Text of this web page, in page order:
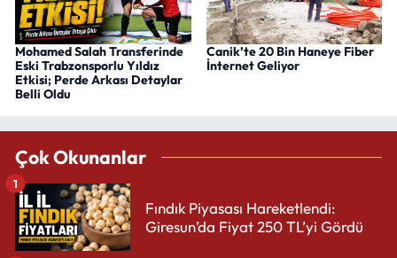
Mohamed Salah Transferinde
Eski Trabzonsporlu Yıldız
Etkisi; Perde Arkası Detaylar
Belli Oldu
Canik’te 20 Bin Haneye Fiber
İnternet Geliyor
Çok Okunanlar
Fındık Piyasası Hareketlendi:
Giresun’da Fiyat 250 TL’yi Gördü
1